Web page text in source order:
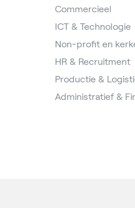
Commercieel
ICT & Technologie
Non-profit en
HR & Recruitment
Productie &
Administratief &